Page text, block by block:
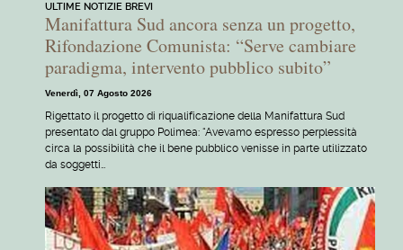
ULTIME NOTIZIE BREVI
Manifattura Sud ancora senza un progetto,
Rifondazione Comunista: “Serve cambiare
paradigma, intervento pubblico subito”
Venerdì, 07 Agosto 2026
Rigettato il progetto di riqualificazione della Manifattura Sud
presentato dal gruppo Polimea: “Avevamo espresso perplessità
circa la possibilità che il bene pubblico venisse in parte utilizzato
da soggetti…